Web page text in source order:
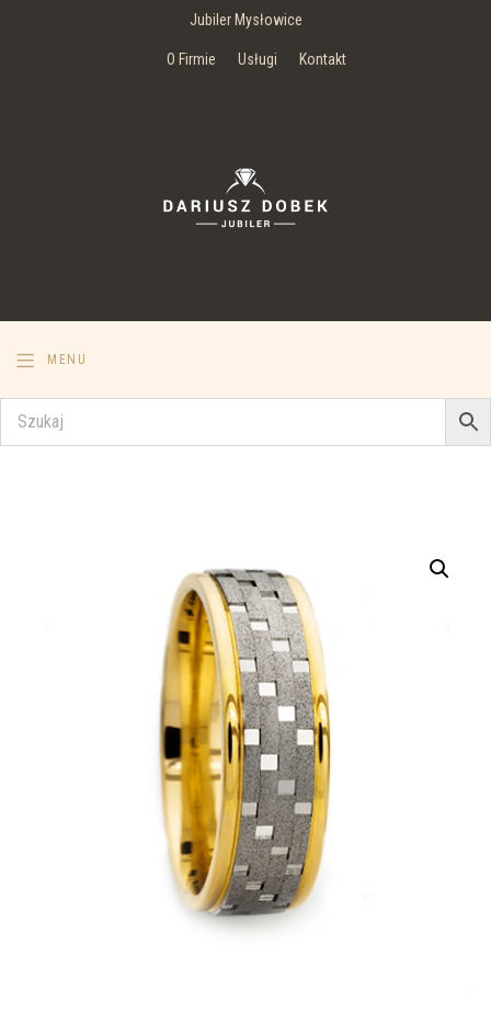
Jubiler Mysłowice
O Firmie Usługi Kontakt
MENU